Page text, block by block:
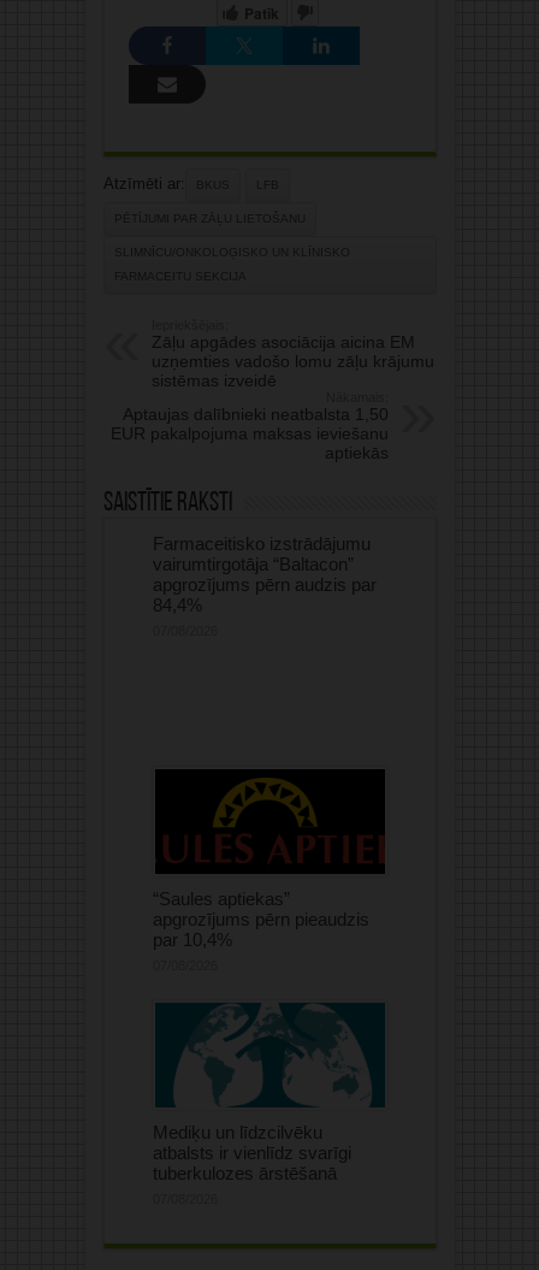
Patīk
Atzīmēti ar: BKUS LFB
PĒTĪJUMI PAR ZĀĻU LIETOŠANU
SLIMNĪCU/ONKOLOĢISKO UN KLĪNISKO
FARMACEITU SEKCIJA
Zāļu apgādes asociācija aicina EM
uzņemties vadošo lomu zāļu krājumu
sistēmas izveidē
Aptaujas dalībnieki neatbalsta 1,50
EUR pakalpojuma maksas ieviešanu
aptiekās
Saistītie raksti
Farmaceitisko izstrādājumu
vairumtirgotāja “Baltacon”
apgrozījums pērn audzis par
84,4%
“Saules aptiekas”
apgrozījums pērn pieaudzis
par 10,4%
Mediķu un līdzcilvēku
atbalsts ir vienlīdz svarīgi
tuberkulozes ārstēšanā